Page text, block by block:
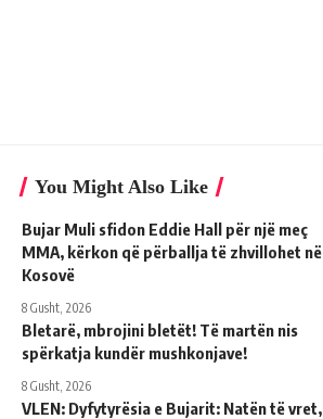
You Might Also Like
Bujar Muli sfidon Eddie Hall për një meç
MMA, kërkon që përballja të zhvillohet në
Kosovë
8 Gusht, 2026
Bletarë, mbrojini bletët! Të martën nis
spërkatja kundër mushkonjave!
8 Gusht, 2026
VLEN: Dyfytyrësia e Bujarit: Natën të vret,